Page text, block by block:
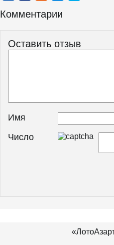
Комментарии
Оставить отзыв
Имя
Число